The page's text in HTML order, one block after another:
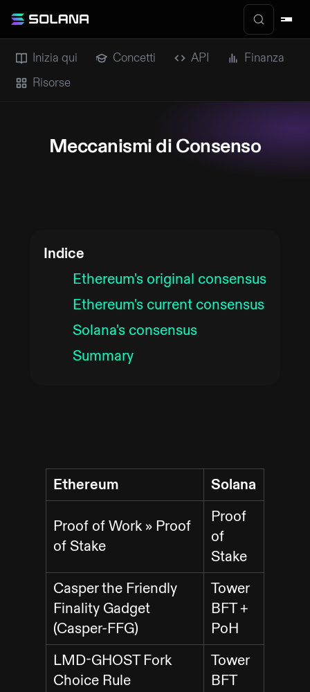
Inizia qui Concetti API
Finanza
Risorse
Meccanismi di Consenso
Indice
Ethereum's original consensus
Ethereum's current consensus
Solana's consensus
Summary
Ethereum Solana
Proof of Work » Proof
of Stake
Proof
of
Stake
Casper the Friendly
Finality Gadget
(Casper-FFG)
Tower
BFT +
PoH
LMD-GHOST Fork
Choice Rule
Tower
BFT